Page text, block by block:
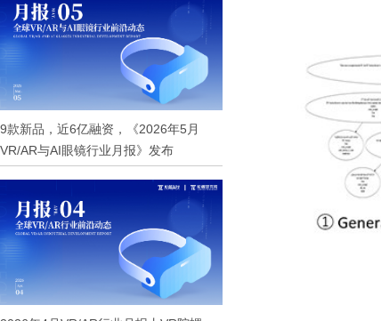
9款新品，近6亿融资，《2026年5月
VR/AR与AI眼镜行业月报》发布